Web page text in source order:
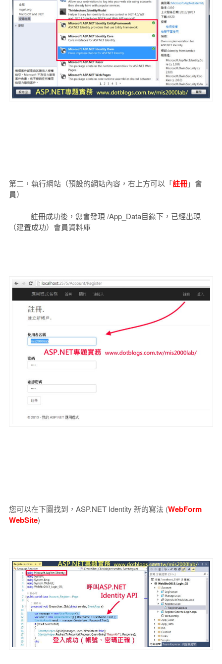
第二，執行網站（預設的網站內容，右上方可以「註冊」會
員）
註冊成功後，您會發現 /App_Data目錄下，已經出現
（建置成功）會員資料庫
您可以在下圖找到，ASP.NET Identity 新的寫法 (WebForm
WebSite)